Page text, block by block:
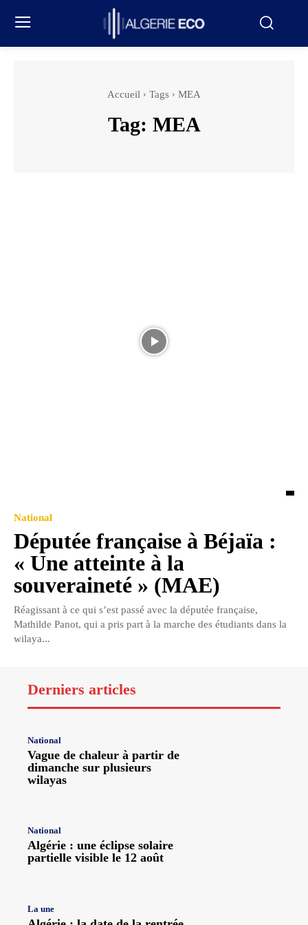
Accueil Tags MEA
Tag: MEA
National
Députée française à Béjaïa :
« Une atteinte à la
souveraineté » (MAE)
Réagissant à ce qui s’est passé avec la députée française,
Mathilde Panot, qui a pris part à la marche des étudiants dans la
wilaya...
Derniers articles
National
Vague de chaleur à partir de
dimanche sur plusieurs
wilayas
National
Algérie : une éclipse solaire
partielle visible le 12 août
La une